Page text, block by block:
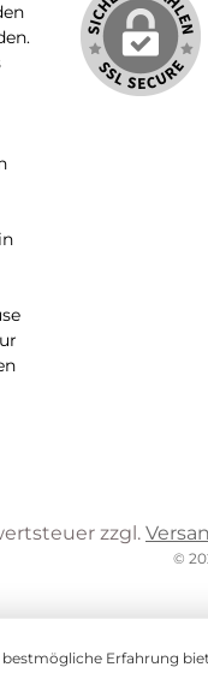
zzgl.
©
Erfahrung